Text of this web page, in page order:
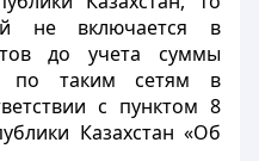
не включается в
до учета суммы
по таким сетям в
с пунктом 8
Казахстан «Об